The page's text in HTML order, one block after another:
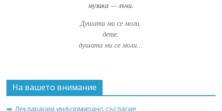
музика — лъчи.
Душата ми се моли,
дете,
душата ми се моли...
На вашето внимание
➡ Декларация информирано съгласие